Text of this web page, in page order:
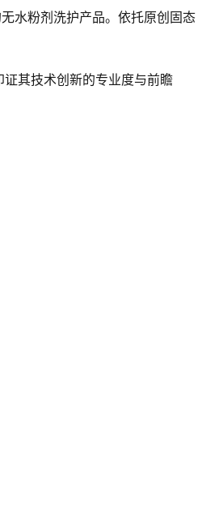
水粉剂洗护产品。依托原创固态
其技术创新的专业度与前瞻